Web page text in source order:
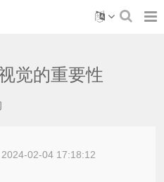
觉的重要性
2024-02-04 17:18:12